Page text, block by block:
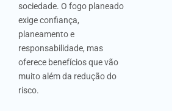
sociedade. O fogo planeado
exige confiança,
planeamento e
responsabilidade, mas
oferece benefícios que vão
muito além da redução do
risco.